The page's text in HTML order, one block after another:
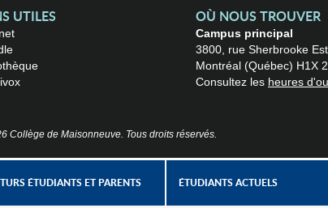
UTILES
OÙ NOUS TROUVER
Campus principal
3800, rue Sherbrooke Est
Montréal (Québec) H1X
Consultez les heures
Collège de Maisonneuve. Tous droits réservés.
ÉTUDIANTS ET PARENTS ÉTUDIANTS ACTUELS